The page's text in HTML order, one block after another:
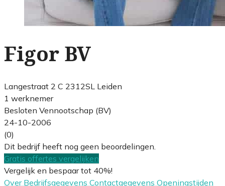
Figor BV
Langestraat 2 C 2312SL Leiden
1 werknemer
Besloten Vennootschap (BV)
24-10-2006
(0)
Dit bedrijf heeft nog geen beoordelingen.
Gratis offertes vergelijken
Vergelijk en bespaar tot 40%!
Over Bedrijfsgegevens Contactgegevens Openingstijden